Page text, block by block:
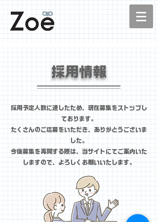
採用情報
採用予定人数に達したため、現在募集をストップし
ております。
たくさんのご応募をいただき、ありがとうございま
した。
今後募集を再開する際は、当サイトにてご案内いた
しますので、よろしくお願いいたします。​​